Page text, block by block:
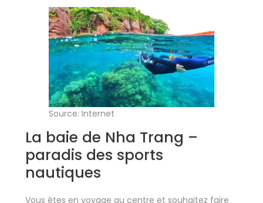
Source: Internet
La baie de Nha Trang –
paradis des sports
nautiques
Vous êtes en voyage au centre et souhaitez faire